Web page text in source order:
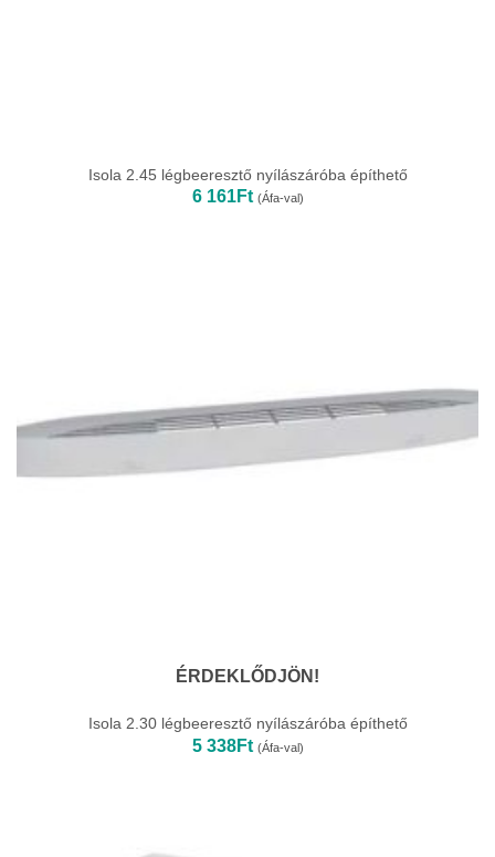
Isola 2.45 légbeeresztő nyílászáróba építhető
6 161Ft (Áfa-val)
ÉRDEKLŐDJÖN!
Isola 2.30 légbeeresztő nyílászáróba építhető
5 338Ft (Áfa-val)